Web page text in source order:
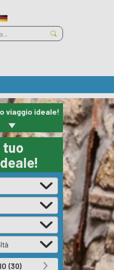
viaggio ideale!
tuo